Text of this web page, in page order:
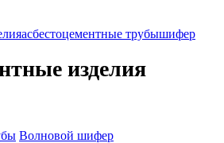
асбестоцементные трубышифер
изделия
Волновой шифер